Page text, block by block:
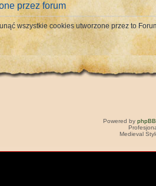
przez forum
wszystkie cookies utworzone przez to
Powered by phpBB
Medieval